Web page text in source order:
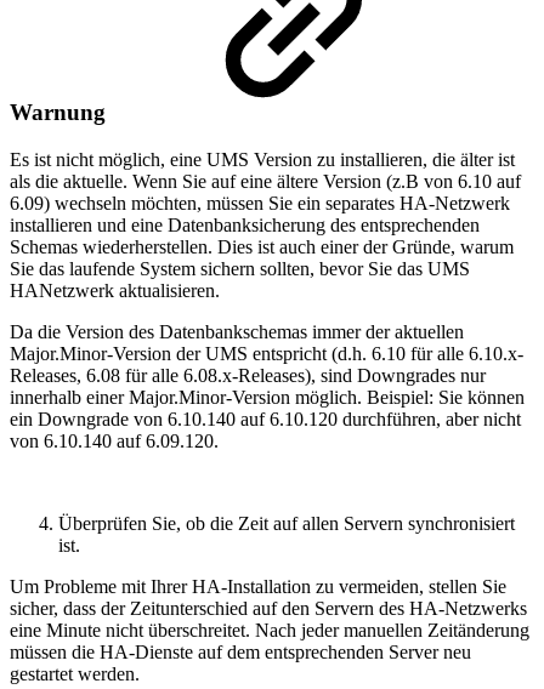
Warnung
Es ist nicht möglich, eine UMS Version zu installieren, die älter ist
als die aktuelle. Wenn Sie auf eine ältere Version (z.B von 6.10 auf
6.09) wechseln möchten, müssen Sie ein separates HA-Netzwerk
installieren und eine Datenbanksicherung des entsprechenden
Schemas wiederherstellen. Dies ist auch einer der Gründe, warum
Sie das laufende System sichern sollten, bevor Sie das UMS
HANetzwerk aktualisieren.
Da die Version des Datenbankschemas immer der aktuellen
Major.Minor-Version der UMS entspricht (d.h. 6.10 für alle 6.10.x-
Releases, 6.08 für alle 6.08.x-Releases), sind Downgrades nur
innerhalb einer Major.Minor-Version möglich. Beispiel: Sie können
ein Downgrade von 6.10.140 auf 6.10.120 durchführen, aber nicht
von 6.10.140 auf 6.09.120.
Überprüfen Sie, ob die Zeit auf allen Servern synchronisiert
ist.
Um Probleme mit Ihrer HA-Installation zu vermeiden, stellen Sie
sicher, dass der Zeitunterschied auf den Servern des HA-Netzwerks
eine Minute nicht überschreitet. Nach jeder manuellen Zeitänderung
müssen die HA-Dienste auf dem entsprechenden Server neu
gestartet werden.